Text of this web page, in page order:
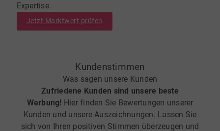
Expertise.
Jetzt Marktwert prüfen
Kundenstimmen
Was sagen unsere Kunden
Zufriedene Kunden sind unsere beste
Werbung! Hier finden Sie Bewertungen unserer
Kunden und unsere Auszeichnungen. Lassen Sie
sich von Ihren positiven Stimmen überzeugen und